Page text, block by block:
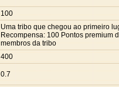
100
Uma tribo que chegou ao primeiro
Recompensa: 100 Pontos premium
membros da tribo
400
0.7